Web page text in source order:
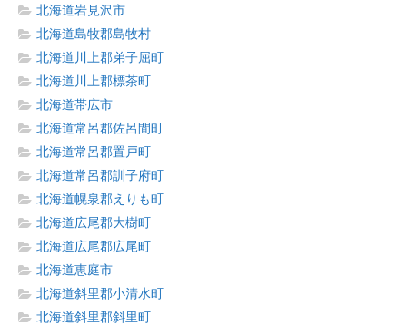
北海道岩見沢市
北海道島牧郡島牧村
北海道川上郡弟子屈町
北海道川上郡標茶町
北海道帯広市
北海道常呂郡佐呂間町
北海道常呂郡置戸町
北海道常呂郡訓子府町
北海道幌泉郡えりも町
北海道広尾郡大樹町
北海道広尾郡広尾町
北海道恵庭市
北海道斜里郡小清水町
北海道斜里郡斜里町